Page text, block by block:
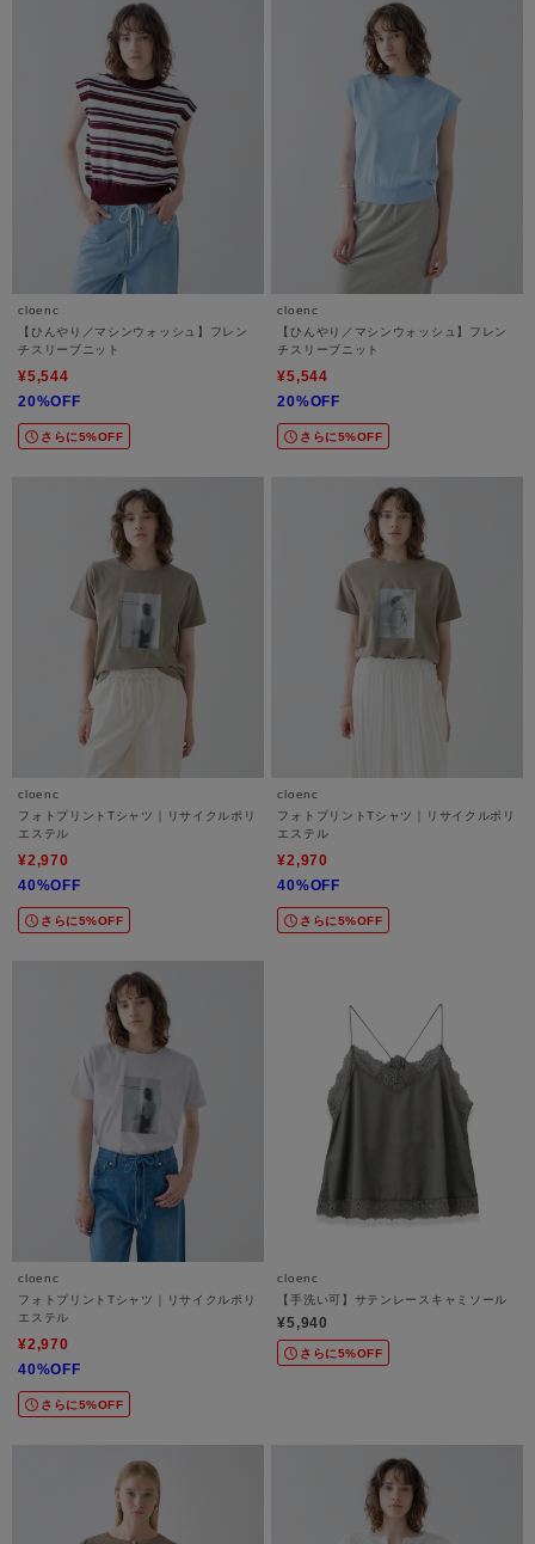
cloenc
【ひんやり／マシンウォッシュ】フレン
チスリーブニット
¥5,544
20%OFF
さらに5%OFF
cloenc
【ひんやり／マシンウォッシュ】フレン
チスリーブニット
¥5,544
20%OFF
さらに5%OFF
cloenc
フォトプリントTシャツ｜リサイクルポリ
エステル
¥2,970
40%OFF
さらに5%OFF
cloenc
フォトプリントTシャツ｜リサイクルポリ
エステル
¥2,970
40%OFF
さらに5%OFF
cloenc
フォトプリントTシャツ｜リサイクルポリ
エステル
¥2,970
40%OFF
さらに5%OFF
cloenc
【手洗い可】サテンレースキャミソール
¥5,940
さらに5%OFF